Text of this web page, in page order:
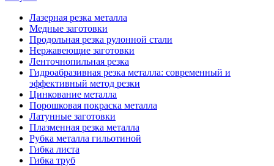
Лазерная резка металла
Медные заготовки
Продольная резка рулонной стали
Нержавеющие заготовки
Ленточнопильная резка
Гидроабразивная резка металла: современный и
эффективный метод резки
Цинкование металла
Порошковая покраска металла
Латунные заготовки
Плазменная резка металла
Рубка металла гильотиной
Гибка листа
Гибка труб